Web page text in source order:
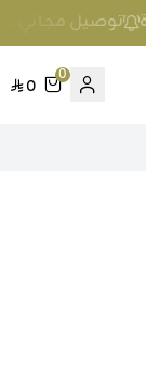
توصيل مجاني عند الطلب بمبلغ 100 ريال
0
0